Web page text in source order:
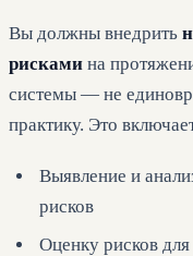
Вы должны внедрить
рисками на
системы — не
практику. Это
Выявление и
рисков
Оценку рисков